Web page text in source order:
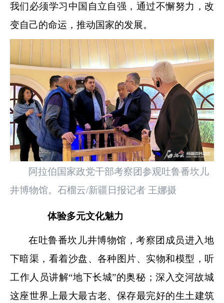
我们必须学习中国自立自强，通过不懈努力，改
变自己的命运，推动国家的发展。
阿拉伯国家政党干部考察团参观吐鲁番坎儿
井博物馆。石榴云/新疆日报记者 王娜摄
体验多元文化魅力
在吐鲁番坎儿井博物馆，考察团成员进入地
下暗渠，看着沙盘、各种图片、实物和模型，听
工作人员讲解“地下长城”的奥秘；深入交河故城
这座世界上最大最古老、保存最完好的生土建筑